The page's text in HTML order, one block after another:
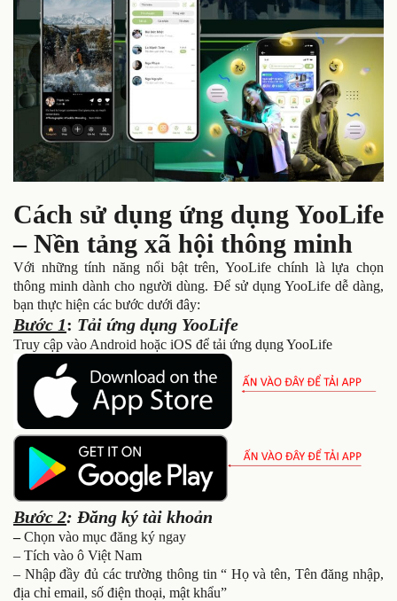
Cách sử dụng ứng dụng YooLife
– Nền tảng xã hội thông minh
Với những tính năng nổi bật trên, YooLife chính là lựa chọn
thông minh dành cho người dùng. Để sử dụng YooLife dễ dàng,
bạn thực hiện các bước dưới đây:
Bước 1: Tải ứng dụng YooLife
Truy cập vào Android hoặc iOS để tải ứng dụng YooLife
Bước 2: Đăng ký tài khoản
–Chọn vào mục đăng ký ngay
– Tích vào ô Việt Nam
– Nhập đầy đủ các trường thông tin “ Họ và tên, Tên đăng nhập,
địa chỉ email, số điện thoại, mật khẩu”